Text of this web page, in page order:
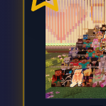
登录。
严禁使
洞刷取物品，
筑与领地，恶
没有任何氪金
验，公平竞技
加入 QQ 群反馈
程加入服务器
配自己的游玩
全服内置90 +
多变，风景探
均有绝佳环境
器。
全服分区玩法